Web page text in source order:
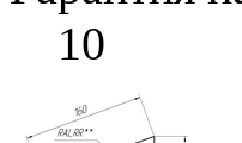
10